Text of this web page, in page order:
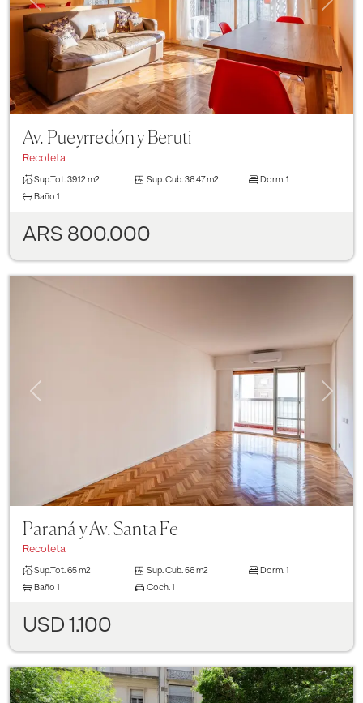
Av. Pueyrredón y Beruti
Recoleta
Sup.Tot. 39.12 m2 Sup. Cub. 36.47 m2 Dorm. 1
Baño 1
ARS 800.000
Previous
Paraná y Av. Santa Fe
Recoleta
Sup.Tot. 65 m2 Sup. Cub. 56 m2 Dorm. 1
Baño 1 Coch. 1
USD 1.100